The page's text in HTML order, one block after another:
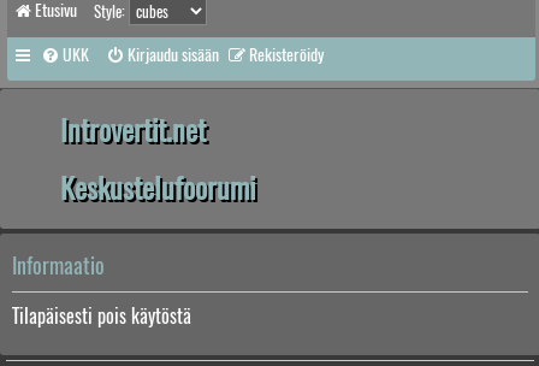
Etusivu Style:
UKK Kirjaudu sisään Rekisteröidy
Introvertit.net
Keskustelufoorumi
Informaatio
Tilapäisesti pois käytöstä